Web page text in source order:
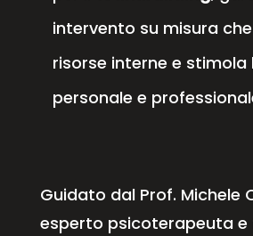
intervento su misura
risorse interne e
personale e
Guidato dal Prof. Michele
esperto psicoterapeuta